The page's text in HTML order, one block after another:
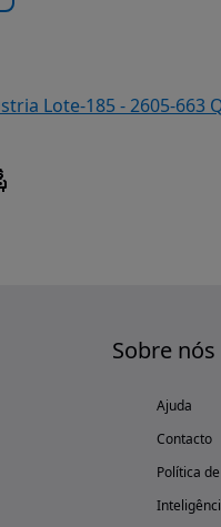
Lote-185 - 2605-663
Sobre nós
Ajuda
Contacto
Política